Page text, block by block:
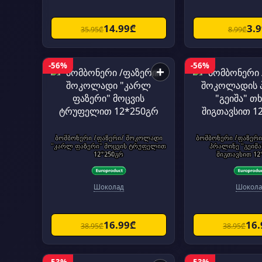
35.95₾14.99₾ 8.99₾
-56% +
ბომბონერი /ფაზერი/ შოკოლადი
"კარლ ფაზერი" მოცვის ტრუფელით
12*250გრ
Шоколад
38.95₾16.99₾
-56%
ბომბონერი /
პრალინე
შიგთავსით
38.95₾